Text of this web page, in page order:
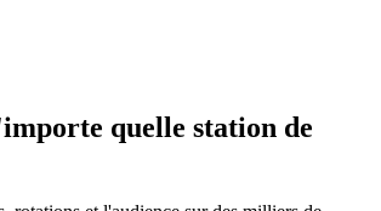
quelle station de